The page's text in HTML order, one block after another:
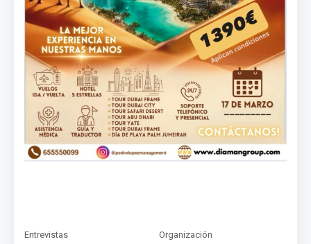
Entrevistas
Organización